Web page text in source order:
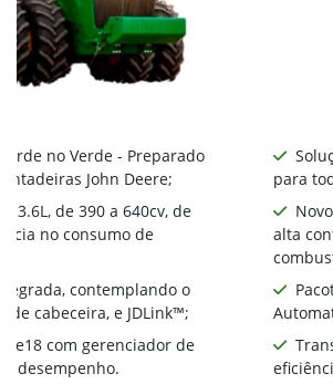
no Verde - Preparado
John Deere;
13.6L, de 390 a 640cv, de
no consumo de
contemplando o
de cabeceira, e JDLink™;
e18 com gerenciador de
desempenho.
para
alta